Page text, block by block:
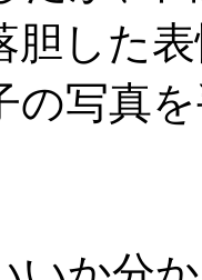
胆した
の写真